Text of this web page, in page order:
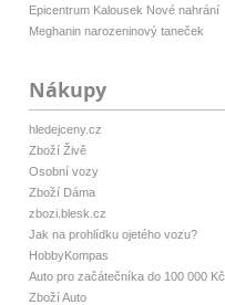
Epicentrum Kalousek Nové nahrání
Meghanin narozeninový taneček
Nákupy
hledejceny.cz
Zboží Živě
Osobní vozy
Zboží Dáma
zbozi.blesk.cz
Jak na prohlídku ojetého vozu?
HobbyKompas
Auto pro začátečníka do 100 000 Kč
Zboží Auto